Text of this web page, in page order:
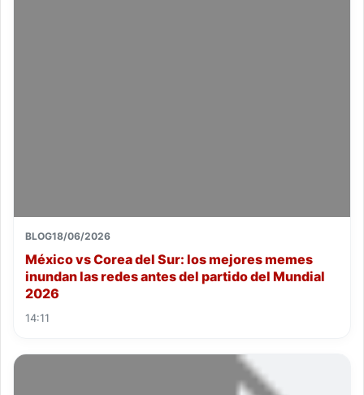
BLOG18/06/2026
México vs Corea del Sur: los mejores memes
inundan las redes antes del partido del Mundial
2026
14:11